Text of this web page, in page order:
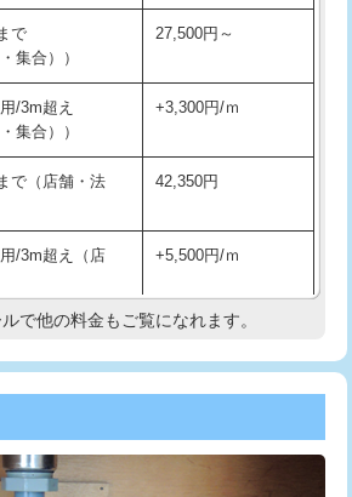
止め) 3,300円
具設置)
使用（バンド止
5,500円
削・埋め戻し作
11,000円
（VP・HI）使
33,000円
（VP・HI）使
+8,800円
ング鋼管・銅
/3ｍまで)
ング鋼管・銅
で
集合））
27,500円～
/3m超え
集合））
+3,300円/ｍ
で（店舗・法
42,350円
/3m超え（店
+5,500円/ｍ
現地調査
で
3m超え
で他の料金もご覧になれます。